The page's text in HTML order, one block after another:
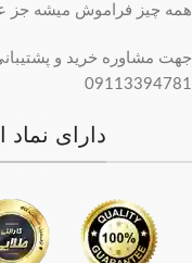
همه چیز فراموش میشه جز
جهت مشاوره خرید و
09113394781
دارای نماد